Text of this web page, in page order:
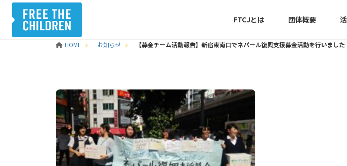
FTCJとは 団体概要
HOME お知らせ 【募金チーム活動報告】新宿東南口でネパール復興支援募金活動を行いました